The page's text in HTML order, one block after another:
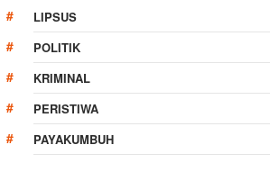
LIPSUS
POLITIK
KRIMINAL
PERISTIWA
PAYAKUMBUH